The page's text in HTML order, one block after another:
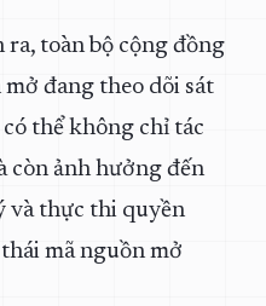
toàn bộ cộng đồng
đang theo dõi sát
có thể không chỉ tác
còn ảnh hưởng đến
và thực thi quyền
mã nguồn mở